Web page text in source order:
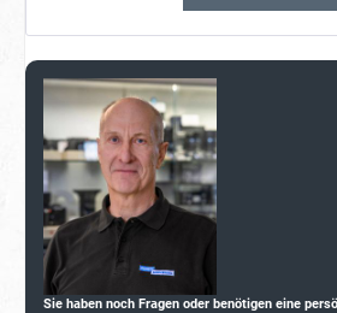
Sie haben noch Fragen oder benötigen eine